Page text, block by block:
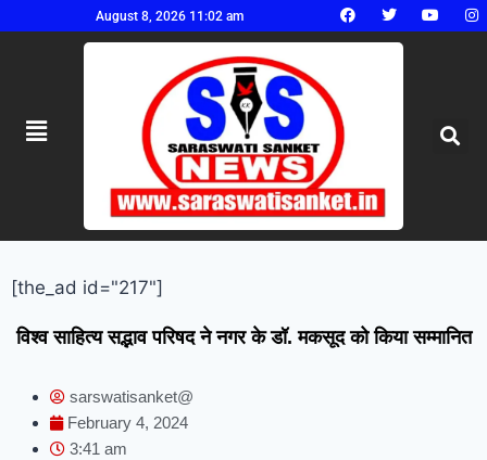
August 8, 2026 11:02 am
[the_ad id="217"]
विश्व साहित्य सद्भाव परिषद ने नगर के डॉ. मकसूद को किया सम्मानित
sarswatisanket@
February 4, 2024
3:41 am